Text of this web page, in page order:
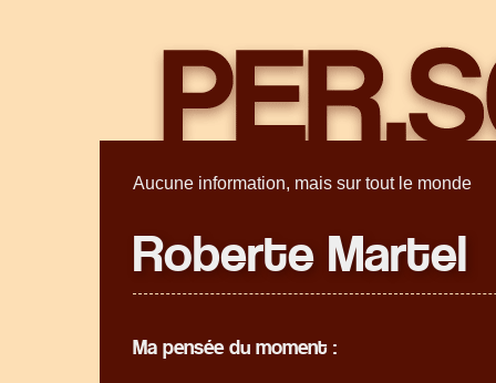
Aucune information, mais sur tout le monde
Roberte Martel
Ma pensée du moment :